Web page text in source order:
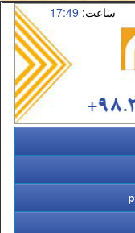
ساعت: 17:49